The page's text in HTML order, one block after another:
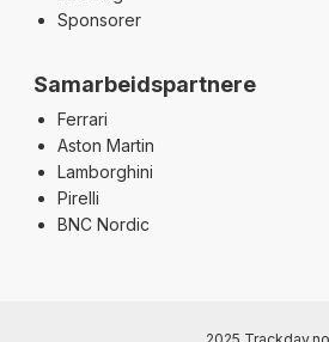
Sponsorer
Samarbeidspartnere
Ferrari
Aston Martin
Lamborghini
Pirelli
BNC Nordic